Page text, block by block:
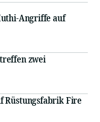
Angriffe auf
zwei
Rüstungsfabrik Fire